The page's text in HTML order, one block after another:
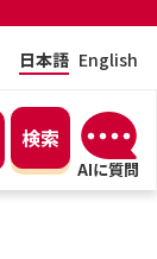
日本語 English